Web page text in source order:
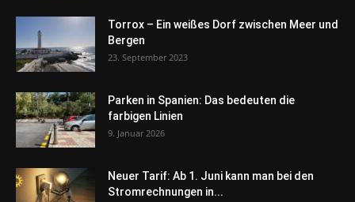
Torrox – Ein weißes Dorf zwischen Meer und
Bergen
23. September 2023
Parken in Spanien: Das bedeuten die
farbigen Linien
9. Januar 2026
Neuer Tarif: Ab 1. Juni kann man bei den
Stromrechnungen in...